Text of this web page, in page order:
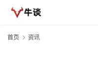
首页 资讯